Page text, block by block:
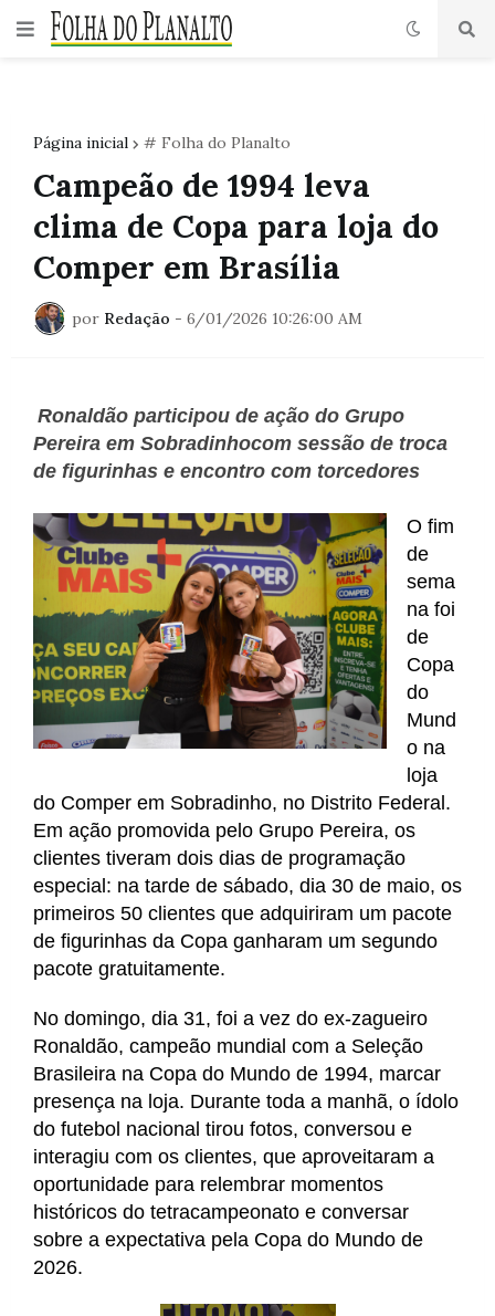
Página inicial # Folha do Planalto
Campeão de 1994 leva
clima de Copa para loja do
Comper em Brasília
por Redação - 6/01/2026 10:26:00 AM
Ronaldão participou de ação do Grupo
Pereira em Sobradinhocom sessão de troca
de figurinhas e encontro com torcedores
O fim
de
sema
na foi
de
Copa
do
Mund
o na
loja
do Comper em Sobradinho, no Distrito Federal.
Em ação promovida pelo Grupo Pereira, os
clientes tiveram dois dias de programação
especial: na tarde de sábado, dia 30 de maio, os
primeiros 50 clientes que adquiriram um pacote
de figurinhas da Copa ganharam um segundo
pacote gratuitamente.
No domingo, dia 31, foi a vez do ex-zagueiro
Ronaldão, campeão mundial com a Seleção
Brasileira na Copa do Mundo de 1994, marcar
presença na loja. Durante toda a manhã, o ídolo
do futebol nacional tirou fotos, conversou e
interagiu com os clientes, que aproveitaram a
oportunidade para relembrar momentos
históricos do tetracampeonato e conversar
sobre a expectativa pela Copa do Mundo de
2026.